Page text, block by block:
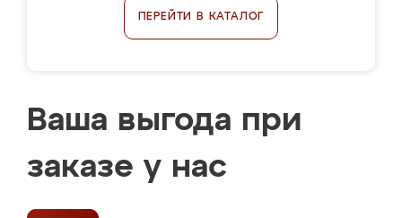
ПЕРЕЙТИ В КАТАЛОГ
Ваша выгода при
заказе у нас